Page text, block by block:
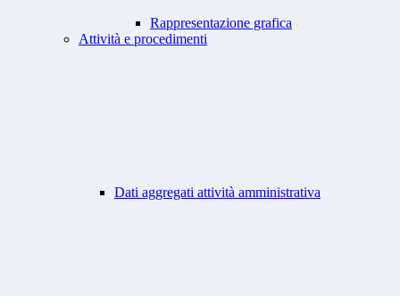
Rappresentazione grafica
Attività e procedimenti
Dati aggregati attività amministrativa